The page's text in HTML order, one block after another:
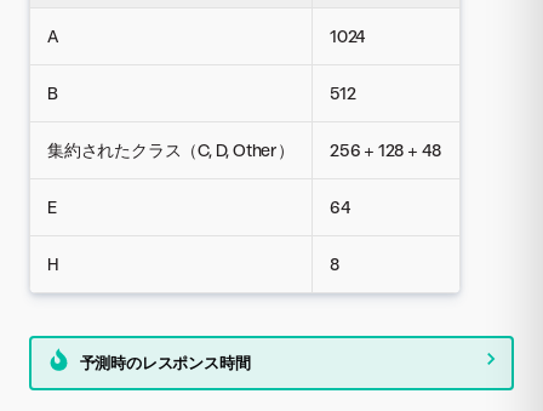
A 1024
B 512
集約されたクラス（C, D, Other） 256 + 128 + 48
E 64
H 8
予測時のレスポンス時間